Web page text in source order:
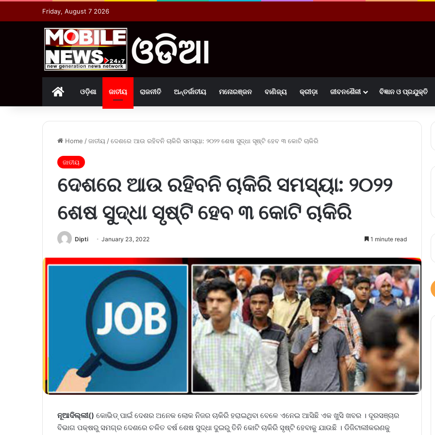
Friday, August 7 2026
Homeଓଡ଼ିଶା ଜାତୀୟ ରାଜନୀତି ଅନ୍ତର୍ଜାତୀୟ ମନୋରଞ୍ଜନ ବାଣିଜ୍ୟ କ୍ରୀଡ଼ା ଜୀବନଶୈଳୀ ବିଜ୍ଞାନ ଓ ପ୍ରଯୁକ୍ତି
Home /ଜାତୀୟ /ଦେଶରେ ଆଉ ରହିବନି ଚାକିରି ସମସ୍ୟା: ୨୦୨୨ ଶେଷ ସୁଦ୍ଧା ସୃଷ୍ଟି ହେବ ୩ କୋଟି ଚାକିରି
ଜାତୀୟ
ଦେଶରେ ଆଉ ରହିବନି ଚାକିରି ସମସ୍ୟା: ୨୦୨୨
ଶେଷ ସୁଦ୍ଧା ସୃଷ୍ଟି ହେବ ୩ କୋଟି ଚାକିରି
Dipti January 23, 2022 1 minute read
ନୂଆଦିଲ୍ଲୀ() କୋଭିଡ୍ ପାଇଁ ଦେଶର ଅନେକ ଲୋକ ନିଜର ଚାକିରି ହରାଇଥିବା ବେଳେ ଏନେଇ ଆସିଛି ଏକ ଖୁସି ଖବର । ଦୂରସଞ୍ଚାର
ବିଭାଗ ପକ୍ଷରୁ ସମଗ୍ର ଦେଶରେ ଚଳିତ ବର୍ଷ ଶେଷ ସୁଦ୍ଧା ଦୁଇରୁ ତିନି କୋଟି ଚାକିରି ସୃଷ୍ଟି ହେବାକୁ ଯାଉଛି । ଡିଜିଟାଲୀକରଣକୁ